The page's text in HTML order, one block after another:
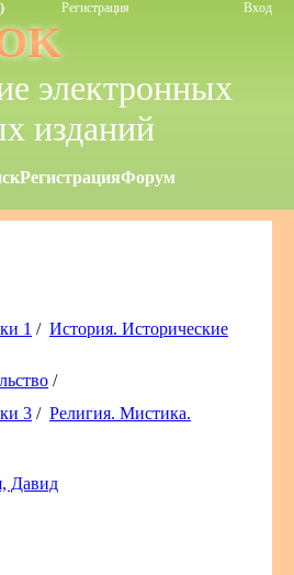
Регистрация Вход
электронных
изданий
РегистрацияФорум
1 / История. Исторические
/
3 / Религия. Мистика.
Давид